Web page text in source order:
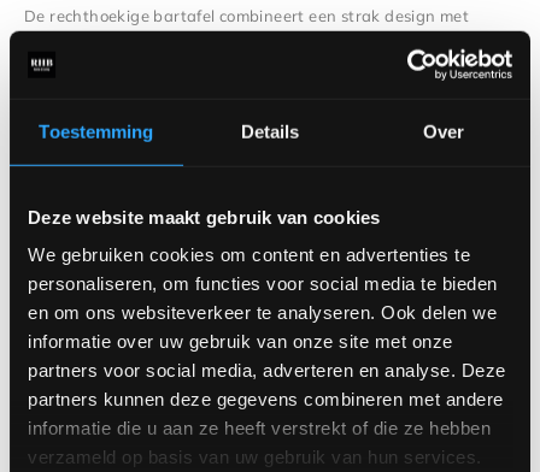
Toestemming Details Over
Deze website maakt gebruik van cookies
We gebruiken cookies om content en advertenties te
personaliseren, om functies voor social media te bieden
en om ons websiteverkeer te analyseren. Ook delen we
informatie over uw gebruik van onze site met onze
partners voor social media, adverteren en analyse. Deze
partners kunnen deze gegevens combineren met andere
informatie die u aan ze heeft verstrekt of die ze hebben
verzameld op basis van uw gebruik van hun services.
De rechthoekige bartafel combineert een strak design met
ruimte om gezellig te ontbijten, te borrelen of samen te werken.
toevoeging aan ieder interieur.
De stevige basis zorgt voor een stabiele constructie, terwijl de
tafel volledig kunt afstemmen op jouw woonstijl. Een ideale
keuze voor wie op zoek is naar een praktische én sfeervolle
bartafel.
Benieuwd naar alle mogelijkheden? Bekijk de configurator en
ontdek alle beschikbare afmetingen, bladvormen, kleuren en
onderstellen. Bezoek onze showroom in Venlo en stel jouw
perfecte bartafel volledig naar wens samen.
Beschikbare afmetingen:
130 x 70 cm